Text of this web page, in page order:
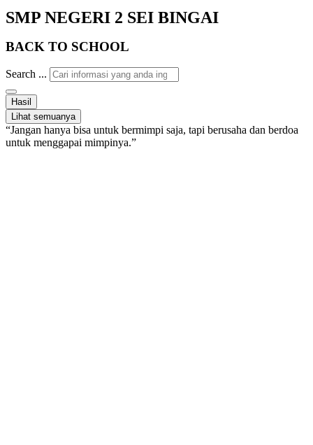
SMP NEGERI 2 SEI BINGAI
BACK TO SCHOOL
Search ...
Hasil
Lihat semuanya
“Jangan hanya bisa untuk bermimpi saja, tapi berusaha dan berdoa
untuk menggapai mimpinya.”